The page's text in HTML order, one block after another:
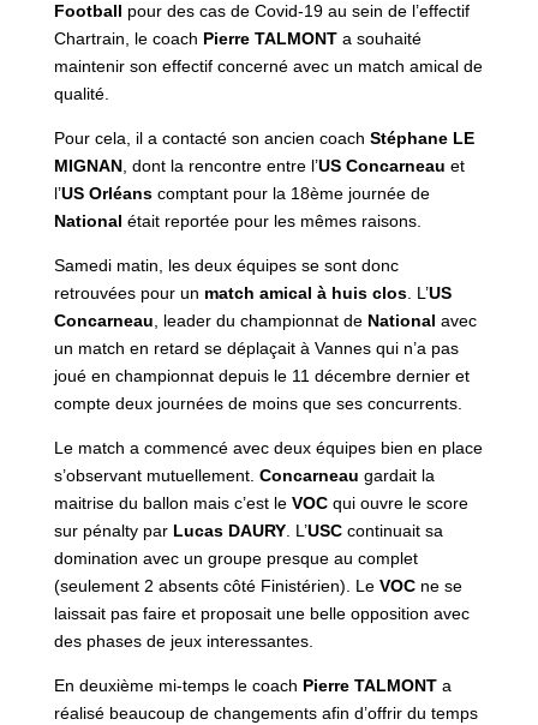
Football pour des cas de Covid-19 au sein de l’effectif
Chartrain, le coach Pierre TALMONTa souhaité
maintenir son effectif concerné avec un match amical de
qualité.
Pour cela, il a contacté son ancien coach Stéphane LE
MIGNAN, dont la rencontre entre l’US Concarneau et
l’US Orléanscomptant pour la 18ème journée de
National était reportée pour les mêmes raisons.
Samedi matin, les deux équipes se sont donc
retrouvées pour un match amical à huis clos. L’US
Concarneau, leader du championnat de National avec
un match en retard se déplaçait à Vannes qui n’a pas
joué en championnat depuis le 11 décembre dernier et
compte deux journées de moins que ses concurrents.
Le match a commencé avec deux équipes bien en place
s’observant mutuellement. Concarneau gardait la
maitrise du ballon mais c’est le VOCqui ouvre le score
sur pénalty par Lucas DAURY. L’USCcontinuait sa
domination avec un groupe presque au complet
(seulement 2 absents côté Finistérien). Le VOCne se
laissait pas faire et proposait une belle opposition avec
des phases de jeux interessantes.
En deuxième mi-temps le coach Pierre TALMONTa
réalisé beaucoup de changements afin d’offrir du temps